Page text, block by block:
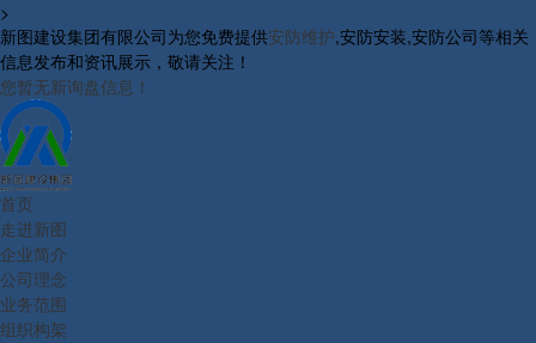
>
新图建设集团有限公司为您免费提供安防维护,安防安装,安防公司等相关
信息发布和资讯展示，敬请关注！
您暂无新询盘信息！
首页
走进新图
企业简介
公司理念
业务范围
组织构架